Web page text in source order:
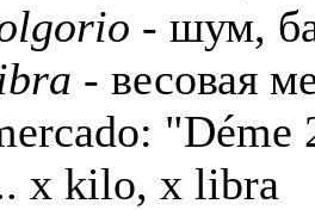
- шум,
- весовая
"Déme
x kilo, x libra